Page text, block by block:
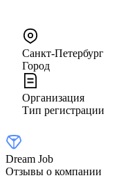
Санкт-Петербург
Город
Организация
Тип регистрации
Dream Job
Отзывы о компании